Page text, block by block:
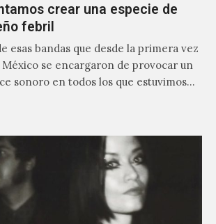
crear una especie de
febril
esas bandas que desde la primera vez
se encargaron de provocar un
sonoro en todos los que estuvimos